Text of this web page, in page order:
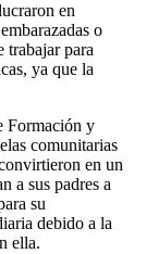
en
o
trabajar para
ya que la
Formación y
comunitarias
en un
a sus padres a
su
debido a la
ella.